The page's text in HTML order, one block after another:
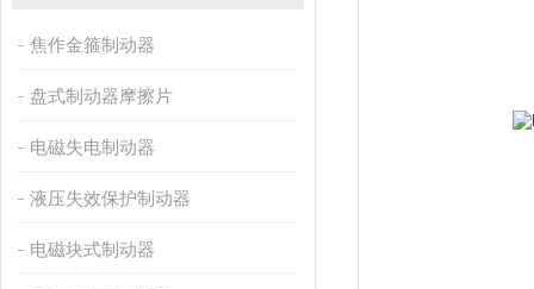
焦作金箍制动器
盘式制动器摩擦片
电磁失电制动器
液压失效保护制动器
电磁块式制动器